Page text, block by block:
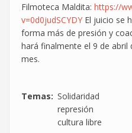
Filmoteca Maldita: https://
v=0d0judSCYDY El juicio se
forma más de presión y
hará finalmente el 9 de
mes.
Temas
Solidaridad
represión
cultura libre